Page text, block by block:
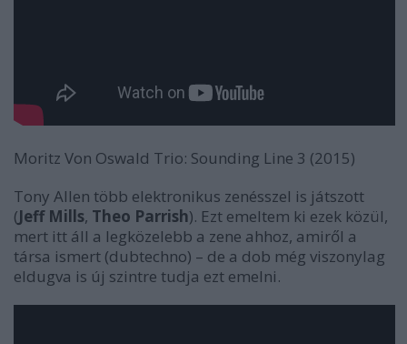
Moritz Von Oswald Trio: Sounding Line 3 (2015)
Tony Allen több elektronikus zenésszel is játszott
(Jeff Mills, Theo Parrish). Ezt emeltem ki ezek közül,
mert itt áll a legközelebb a zene ahhoz, amiről a
társa ismert (dubtechno) – de a dob még viszonylag
eldugva is új szintre tudja ezt emelni.